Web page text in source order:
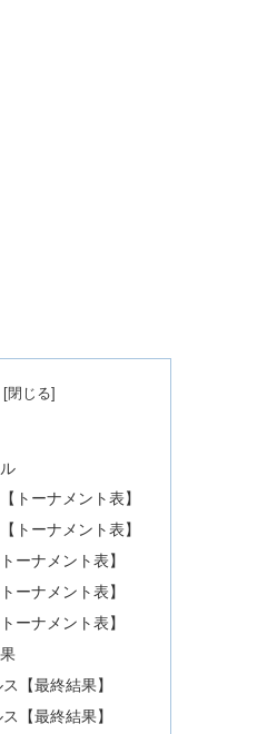
トーナメント表】
トーナメント表】
ーナメント表】
ーナメント表】
ーナメント表】
【最終結果】
【最終結果】